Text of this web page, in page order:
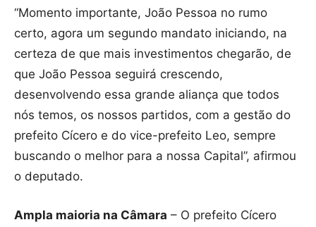
“Momento importante, João Pessoa no rumo
certo, agora um segundo mandato iniciando, na
certeza de que mais investimentos chegarão, de
que João Pessoa seguirá crescendo,
desenvolvendo essa grande aliança que todos
nós temos, os nossos partidos, com a gestão do
prefeito Cícero e do vice-prefeito Leo, sempre
buscando o melhor para a nossa Capital”, afirmou
o deputado.
Ampla maioria na Câmara – O prefeito Cícero